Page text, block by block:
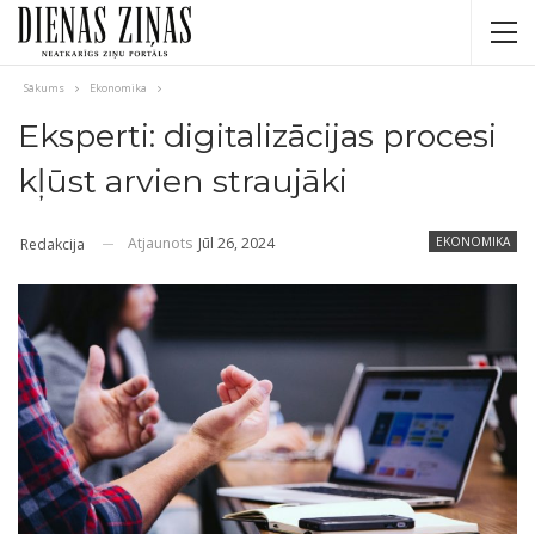
Sākums Ekonomika
Eksperti: digitalizācijas procesi
kļūst arvien straujāki
EKONOMIKA
Redakcija Atjaunots Jūl 26, 2024